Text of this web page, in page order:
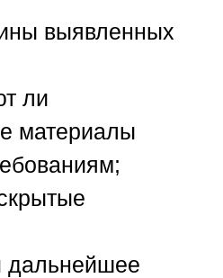
выявленных
ли
материалы